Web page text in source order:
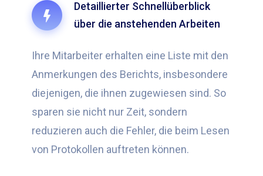
Detaillierter Schnellüberblick
über die anstehenden Arbeiten
Ihre Mitarbeiter erhalten eine Liste mit den
Anmerkungen des Berichts, insbesondere
diejenigen, die ihnen zugewiesen sind. So
sparen sie nicht nur Zeit, sondern
reduzieren auch die Fehler, die beim Lesen
von Protokollen auftreten können.